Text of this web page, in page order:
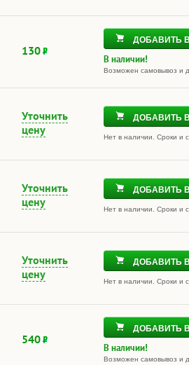
130
ДОБАВИТЬ
В наличии!
Возможен самовывоз и
Уточнить
цену
ДОБАВИТЬ
Нет в наличии. Сроки и
Уточнить
цену
ДОБАВИТЬ
Нет в наличии. Сроки и
Уточнить
цену
ДОБАВИТЬ
Нет в наличии. Сроки и
540
ДОБАВИТЬ
В наличии!
Возможен самовывоз и